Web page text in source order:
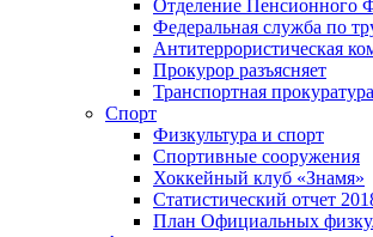
Отделение Пенсионного
Федеральная служба по
Антитеррористическая
Прокурор разъясняет
Транспортная прокуратура
Спорт
Физкультура и спорт
Спортивные сооружения
Хоккейный клуб «Знамя»
Статистический отчет
План Официальных